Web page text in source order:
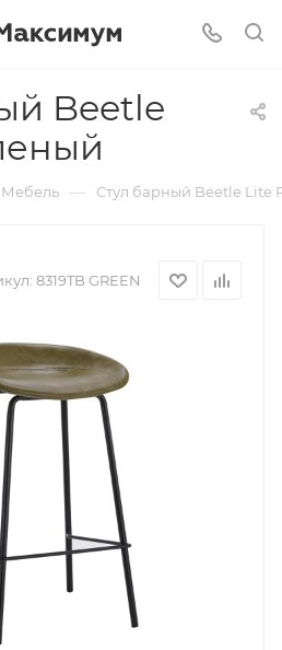
Beetle
Мебель — Стул барный Beetle Lite
8319TB GREEN